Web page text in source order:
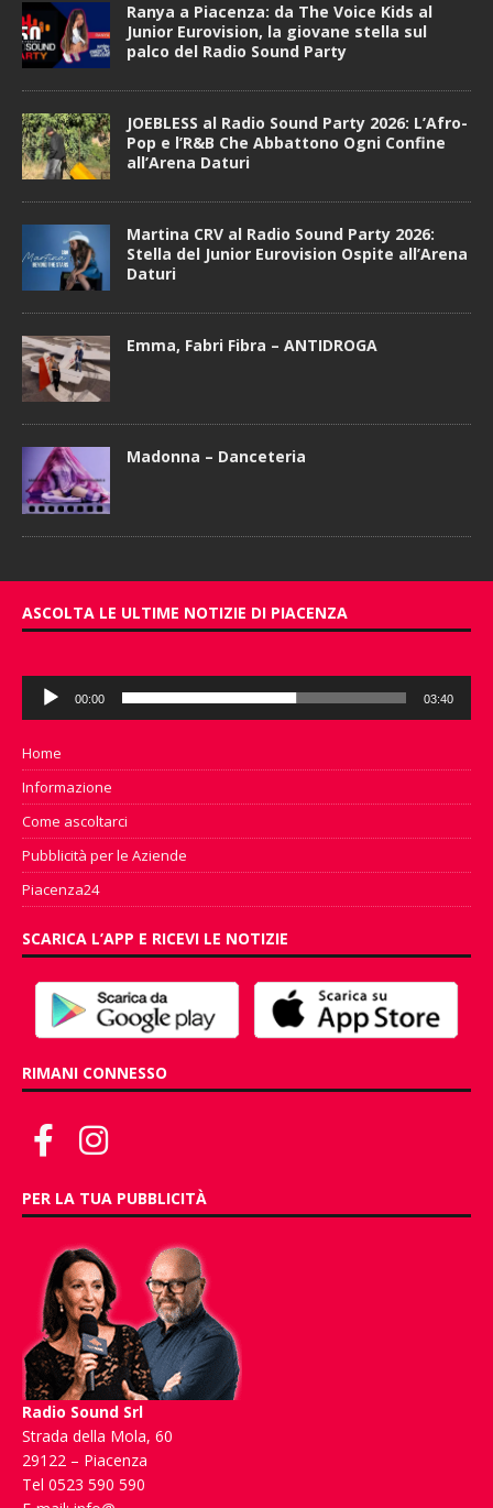
Ranya a Piacenza: da The Voice Kids al
Junior Eurovision, la giovane stella sul
palco del Radio Sound Party
JOEBLESS al Radio Sound Party 2026: L’Afro-
Pop e l’R&B Che Abbattono Ogni Confine
all’Arena Daturi
Martina CRV al Radio Sound Party 2026:
Stella del Junior Eurovision Ospite all’Arena
Daturi
Emma, Fabri Fibra – ANTIDROGA
Madonna – Danceteria
ASCOLTA LE ULTIME NOTIZIE DI PIACENZA
Audio
Player
00:00 03:40
Home
Informazione
Come ascoltarci
Pubblicità per le Aziende
Piacenza24
SCARICA L’APP E RICEVI LE NOTIZIE
RIMANI CONNESSO
PER LA TUA PUBBLICITÀ
Radio Sound Srl
Strada della Mola, 60
29122 – Piacenza
Tel 0523 590 590